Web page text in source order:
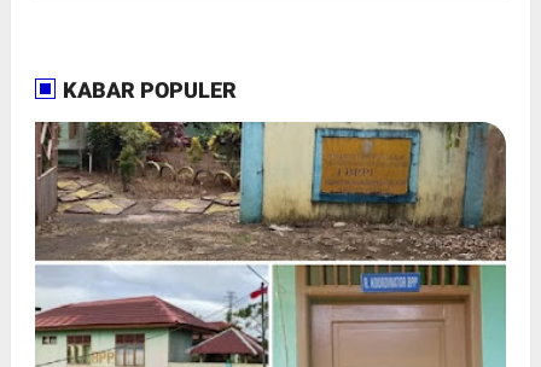
KABAR POPULER